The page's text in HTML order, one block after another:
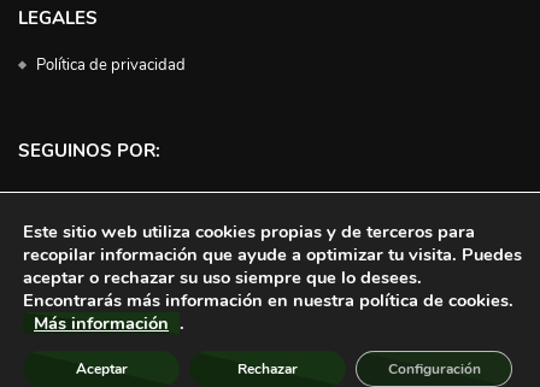
LEGALES
Política de privacidad
SEGUINOS POR:
© 2023 | Campo Directo | Todos los derechos reservados | HospedajeDesatec Web
Este sitio web utiliza cookies propias y de terceros para
recopilar información que ayude a optimizar tu visita. Puedes
aceptar o rechazar su uso siempre que lo desees.
Encontrarás más información en nuestra política de cookies.
Más información .
Aceptar Rechazar Configuración